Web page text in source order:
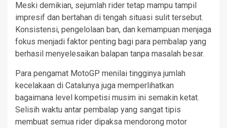
Meski demikian, sejumlah rider tetap mampu tampil
impresif dan bertahan di tengah situasi sulit tersebut.
Konsistensi, pengelolaan ban, dan kemampuan menjaga
fokus menjadi faktor penting bagi para pembalap yang
berhasil menyelesaikan balapan tanpa masalah besar.
Para pengamat MotoGP menilai tingginya jumlah
kecelakaan di Catalunya juga memperlihatkan
bagaimana level kompetisi musim ini semakin ketat.
Selisih waktu antar pembalap yang sangat tipis
membuat semua rider dipaksa mendorong motor